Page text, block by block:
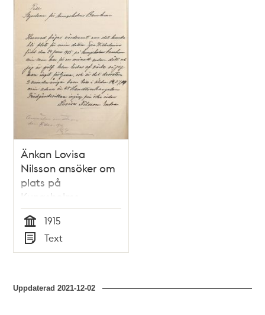
Änkan Lovisa
Nilsson ansöker om
plats på
Kungsholms
barnhem för sin
dotter - 1915
Tid
1915
Typ
Text
Uppdaterad2021-12-02